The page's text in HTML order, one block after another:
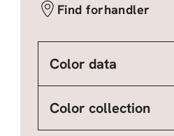
Find forhandler
Color data
Color collection